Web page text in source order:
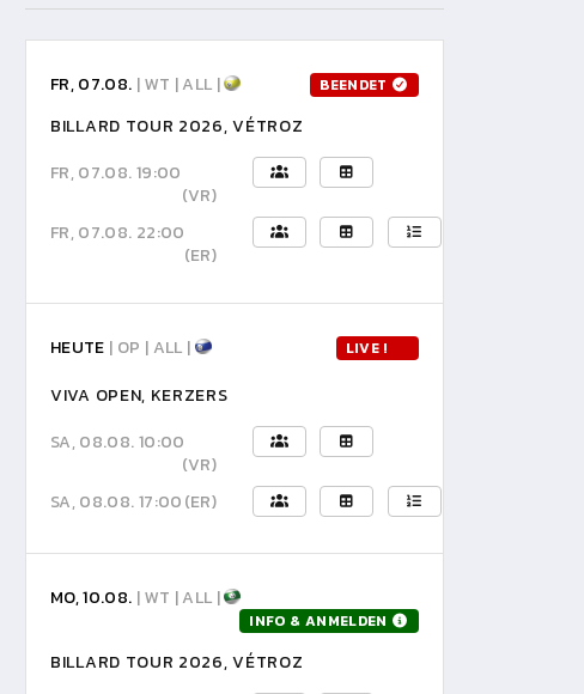
FR, 07.08. | WT | ALL | BEENDET
BILLARD TOUR 2026, VÉTROZ
FR, 07.08. 19:00
(VR)
FR, 07.08. 22:00
(ER)
HEUTE | OP | ALL | LIVE !
VIVA OPEN, KERZERS
SA, 08.08. 10:00
(VR)
SA, 08.08. 17:00(ER)
MO, 10.08. | WT | ALL |
INFO & ANMELDEN
BILLARD TOUR 2026, VÉTROZ